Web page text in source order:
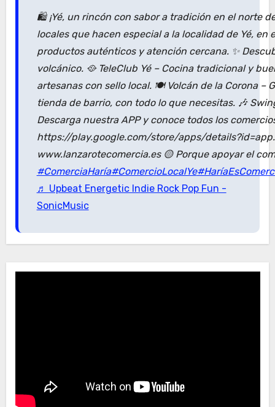
🛍️ ¡Yé, un rincón con sabor a tradición en el norte
locales que hacen especial a la localidad de Yé,
productos auténticos y atención cercana. ✨
volcánico. 🥘 TeleClub Yé – Cocina tradicional y
artesanas con sello local. 🍽️ Volcán de la Corona –
tienda de barrio, con todo lo que necesitas. 🎶
Descarga nuestra APP y conoce todos los
https://play.google.com/store/apps/
www.lanzarotecomercia.es 🟡 Porque apoyar el
#ComerciaHaría#ComercioLocalYe
♬ Upbeat Energetic Indie Rock Pop Fun -
SonicMusic